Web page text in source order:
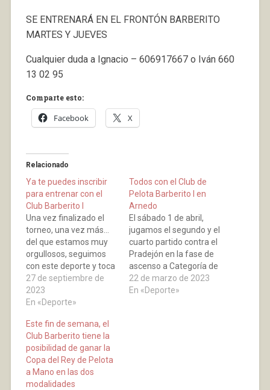
SE ENTRENARÁ EN EL FRONTÓN BARBERITO
MARTES Y JUEVES
Cualquier duda a Ignacio – 606917667 o Iván 660
13 02 95
Comparte esto:
Facebook X
Relacionado
Ya te puedes inscribir
para entrenar con el
Club Barberito I
Una vez finalizado el
torneo, una vez más…
del que estamos muy
orgullosos, seguimos
con este deporte y toca
comenzar curso con los
niños. Durante el
mismo, además de
de los de mayores
tanto para críos como
para chicas, muchos
nos habéis pedido
pelotas y contado lo…
27 de septiembre de
2023
En «Deporte»
Todos con el Club de
Pelota Barberito I en
Arnedo
El sábado 1 de abril,
jugamos el segundo y el
cuarto partido contra el
Pradejón en la fase de
ascenso a Categoría de
Honor del Campeonato
de España de Clubes de
22 de marzo de 2023
En «Deporte»
Este fin de semana, el
Club Barberito tiene la
posibilidad de ganar la
Copa del Rey de Pelota
a Mano en las dos
modalidades